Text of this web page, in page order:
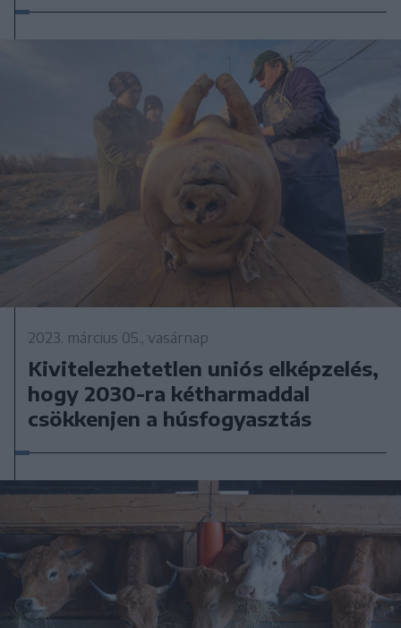
2023. március 05., vasárnap
Kivitelezhetetlen uniós elképzelés,
hogy 2030-ra kétharmaddal
csökkenjen a húsfogyasztás